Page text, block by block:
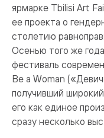
ярмарке Tbilisi Art
ее проекта о
столетию
Осенью того же
фестиваль
Be a Woman
получивший
его как единое
сразу несколько